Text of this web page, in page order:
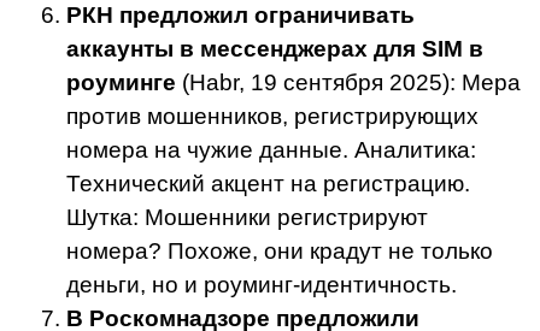
РКН предложил ограничивать
аккаунты в мессенджерах для SIM в
роуминге (Habr, 19 сентября 2025): Мера
против мошенников, регистрирующих
номера на чужие данные. Аналитика:
Технический акцент на регистрацию.
Шутка: Мошенники регистрируют
номера? Похоже, они крадут не только
деньги, но и роуминг-идентичность.
В Роскомнадзоре предложили